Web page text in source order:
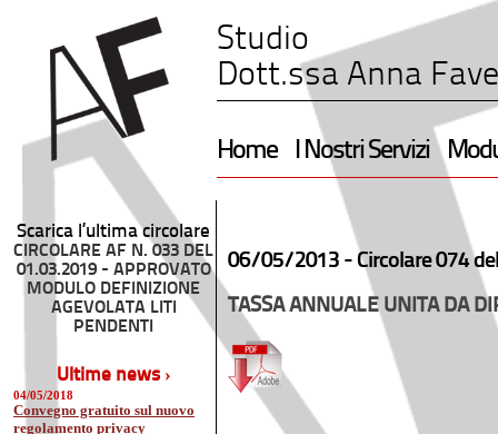
Studio
Dott.ssa Anna
Home I Nostri Servizi
Scarica l’ultima circolare
CIRCOLARE AF N. 033 DEL
01.03.2019 - APPROVATO
MODULO DEFINIZIONE
AGEVOLATA LITI
PENDENTI
Ultime news ›
04/05/2018
Convegno gratuito sul nuovo
regolamento privacy
06/05/2013 - Circolare 074
TASSA ANNUALE UNITA DA